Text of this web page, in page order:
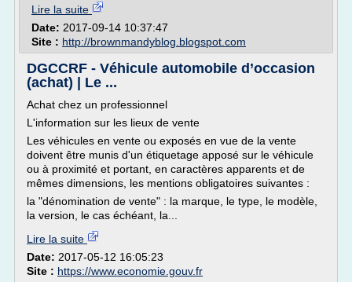
Lire la suite
Date: 2017-09-14 10:37:47
Site : http://brownmandyblog.blogspot.com
DGCCRF - Véhicule automobile d’occasion
(achat) | Le ...
Achat chez un professionnel
L'information sur les lieux de vente
Les véhicules en vente ou exposés en vue de la vente
doivent être munis d'un étiquetage apposé sur le véhicule
ou à proximité et portant, en caractères apparents et de
mêmes dimensions, les mentions obligatoires suivantes :
la "dénomination de vente" : la marque, le type, le modèle,
la version, le cas échéant, la...
Lire la suite
Date: 2017-05-12 16:05:23
Site : https://www.economie.gouv.fr